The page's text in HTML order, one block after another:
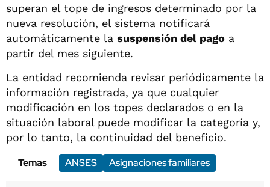
superan el tope de ingresos determinado por la
nueva resolución, el sistema notificará
automáticamente la suspensión del pago a
partir del mes siguiente.
La entidad recomienda revisar periódicamente la
información registrada, ya que cualquier
modificación en los topes declarados o en la
situación laboral puede modificar la categoría y,
por lo tanto, la continuidad del beneficio.
Temas
ANSES Asignaciones familiares